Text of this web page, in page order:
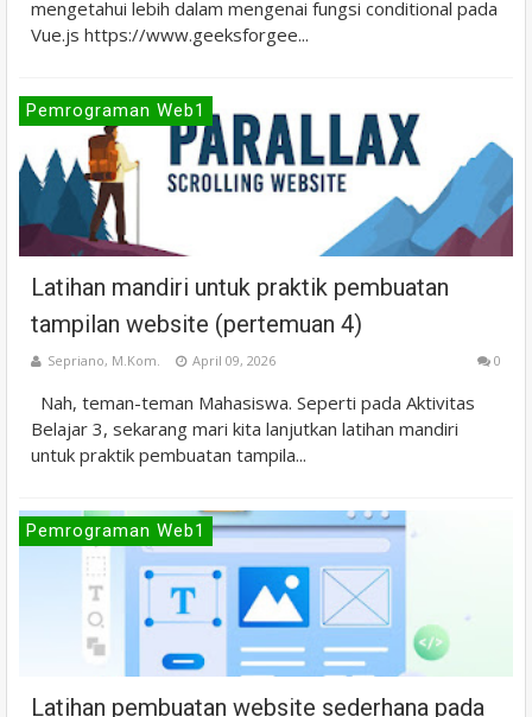
mengetahui lebih dalam mengenai fungsi conditional pada
Vue.js https://www.geeksforgee...
Pemrograman Web1
Latihan mandiri untuk praktik pembuatan
tampilan website (pertemuan 4)
Sepriano, M.Kom. April 09, 2026 0
Nah, teman-teman Mahasiswa. Seperti pada Aktivitas
Belajar 3, sekarang mari kita lanjutkan latihan mandiri
untuk praktik pembuatan tampila...
Pemrograman Web1
Latihan pembuatan website sederhana pada